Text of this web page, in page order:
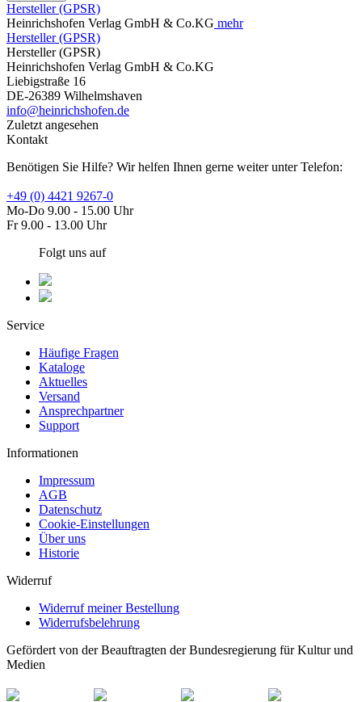
Hersteller (GPSR)
Heinrichshofen Verlag GmbH & Co.KG mehr
Hersteller (GPSR)
Hersteller (GPSR)
Heinrichshofen Verlag GmbH & Co.KG
Liebigstraße 16
DE-26389 Wilhelmshaven
info@heinrichshofen.de
Zuletzt angesehen
Kontakt
Benötigen Sie Hilfe? Wir helfen Ihnen gerne weiter unter Telefon:
+49 (0) 4421 9267-0
Mo-Do 9.00 - 15.00 Uhr
Fr 9.00 - 13.00 Uhr
Folgt uns auf
Service
Häufige Fragen
Kataloge
Aktuelles
Versand
Ansprechpartner
Support
Informationen
Impressum
AGB
Datenschutz
Cookie-Einstellungen
Über uns
Historie
Widerruf
Widerruf meiner Bestellung
Widerrufsbelehrung
Gefördert von der Beauftragten der Bundesregierung für Kultur und
Medien